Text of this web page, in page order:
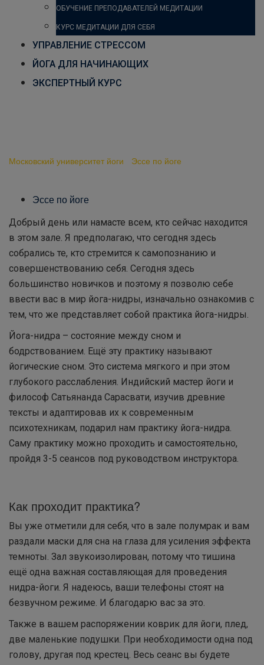
ОБУЧЕНИЕ ПРЕПОДАВАТЕЛЕЙ МЕДИТАЦИИ
КУРС МЕДИТАЦИИ ДЛЯ СЕБЯ
УПРАВЛЕНИЕ СТРЕССОМ
ЙОГА ДЛЯ НАЧИНАЮЩИХ
ЭКСПЕРТНЫЙ КУРС
Московский университет йоги Эссе по йоге
Эссе по йоге
Добрый день или намасте всем, кто сейчас находится
в этом зале. Я предполагаю, что сегодня здесь
собрались те, кто стремится к самопознанию и
совершенствованию себя. Сегодня здесь
большинство новичков и поэтому я позволю себе
ввести вас в мир йога-нидры, изначально ознакомив с
тем, что же представляет собой практика йога-нидры.
Йога-нидра – состояние между сном и
бодрствованием. Ещё эту практику называют
йогические сном. Это система мягкого и при этом
глубокого расслабления. Индийский мастер йоги и
философ Сатьянанда Сарасвати, изучив древние
тексты и адаптировав их к современным
психотехникам, подарил нам практику йога-нидра.
Саму практику можно проходить и самостоятельно,
пройдя 3-5 сеансов под руководством инструктора.
Как проходит практика?
Вы уже отметили для себя, что в зале полумрак и вам
раздали маски для сна на глаза для усиления эффекта
темноты. Зал звукоизолирован, потому что тишина
ещё одна важная составляющая для проведения
нидра-йоги. Я надеюсь, ваши телефоны стоят на
безвучном режиме. И благодарю вас за это.
Также в вашем распоряжении коврик для йоги, плед,
две маленькие подушки. При необходимости одна под
голову, другая под крестец. Весь сеанс вы будете